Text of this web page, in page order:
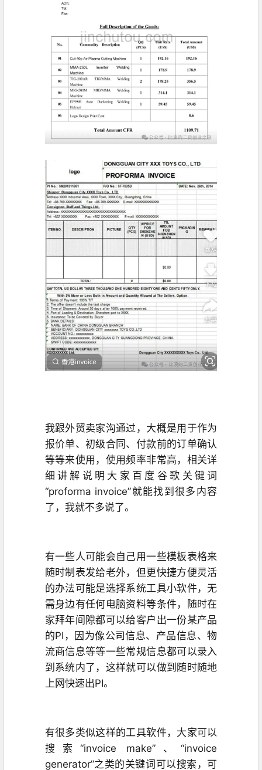
我跟外贸卖家沟通过，大概是用于作为
报价单、初级合同、付款前的订单确认
等等来使用，使用频率非常高，相关详
细讲解说明大家百度谷歌关键词
“proforma invoice”就能找到很多内容
了，我就不多说了。
有一些人可能会自己用一些模板表格来
随时制表发给老外，但更快捷方便灵活
的办法可能是选择系统工具小软件，无
需身边有任何电脑资料等条件，随时在
家拜年间隙都可以给客户出一份某产品
的PI，因为像公司信息、产品信息、物
流商信息等等一些常规信息都可以录入
到系统内了，这样就可以做到随时随地
上网快速出PI。
有很多类似这样的工具软件，大家可以
搜索“invoice make”、“invoice
generator”之类的关键词可以搜索，可